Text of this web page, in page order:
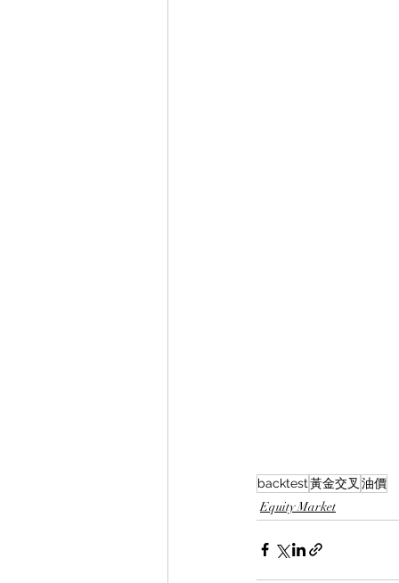
backtest黃金交叉 油價
Equity Market